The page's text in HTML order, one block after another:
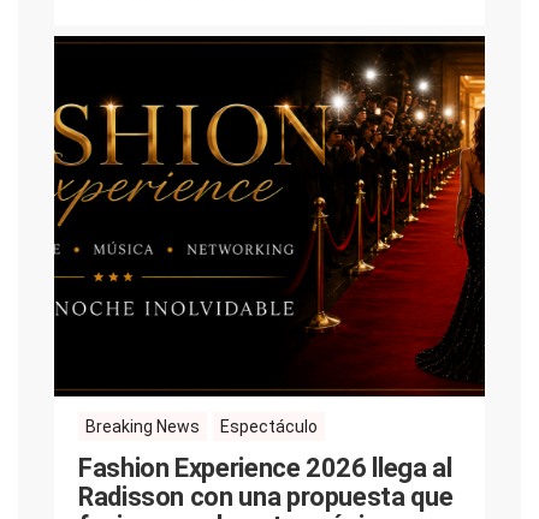
Breaking News Espectáculo
Fashion Experience 2026 llega al
Radisson con una propuesta que